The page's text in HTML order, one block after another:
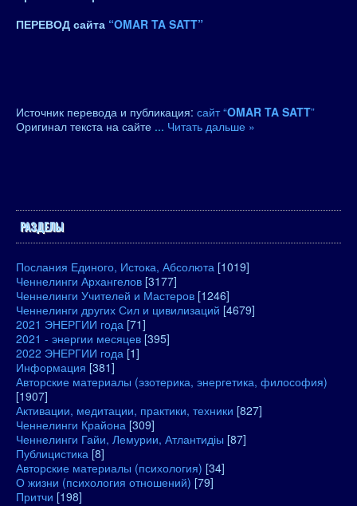
ПЕРЕВОД сайта “OMAR TA SATT”
Источник перевода и публикация: сайт “OMAR TA SATT”
Оригинал текста на сайте ... Читать дальше »
РАЗДЕЛЫ
Послания Единого, Истока, Абсолюта [1019]
Ченнелинги Архангелов [3177]
Ченнелинги Учителей и Мастеров [1246]
Ченнелинги других Сил и цивилизаций [4679]
2021 ЭНЕРГИИ года [71]
2021 - энергии месяцев [395]
2022 ЭНЕРГИИ года [1]
Информация [381]
Авторские материалы (эзотерика, энергетика, философия)
[1907]
Активации, медитации, практики, техники [827]
Ченнелинги Крайона [309]
Ченнелинги Гайи, Лемурии, Атлантидіы [87]
Публицистика [8]
Авторские материалы (психология) [34]
О жизни (психология отношений) [79]
Притчи [198]